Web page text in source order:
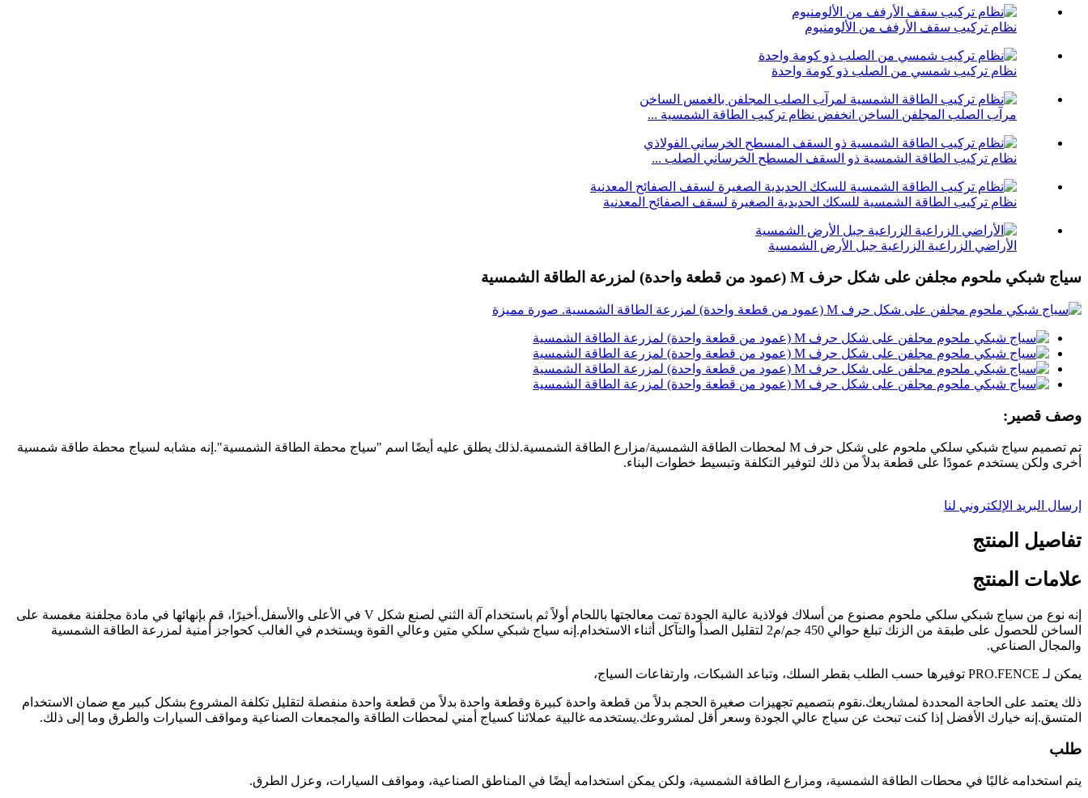
نظام تركيب سقف الأرفف من الألومنيوم
نظام تركيب شمسي من الصلب ذو كومة واحدة
مرآب الصلب المجلفن الساخن انخفض نظام تركيب الطاقة الشمسية ...
نظام تركيب الطاقة الشمسية ذو السقف المسطح الخرساني الصلب ...
نظام تركيب الطاقة الشمسية للسكك الحديدية الصغيرة لسقف الصفائح المعدنية
الأراضي الزراعية الزراعية جبل الأرض الشمسية
سياج شبكي ملحوم مجلفن على شكل حرف M (عمود من قطعة واحدة) لمزرعة الطاقة الشمسية
وصف قصير:
تم تصميم سياج شبكي سلكي ملحوم على شكل حرف M لمحطات الطاقة الشمسية/مزارع الطاقة الشمسية.لذلك يطلق عليه أيضًا اسم "سياج محطة الطاقة الشمسية".إنه مشابه لسياج محطة طاقة شمسية
أخرى ولكن يستخدم عمودًا على قطعة بدلاً من ذلك لتوفير التكلفة وتبسيط خطوات البناء.
إرسال البريد الإلكتروني لنا
تفاصيل المنتج
علامات المنتج
إنه نوع من سياج شبكي سلكي ملحوم مصنوع من أسلاك فولاذية عالية الجودة تمت معالجتها باللحام أولاً ثم باستخدام آلة الثني لصنع شكل V في الأعلى والأسفل.أخيرًا، قم بإنهائها في مادة مجلفنة مغمسة على
الساخن للحصول على طبقة من الزنك تبلغ حوالي 450 جم/م2 لتقليل الصدأ والتآكل أثناء الاستخدام.إنه سياج شبكي سلكي متين وعالي القوة ويستخدم في الغالب كحواجز أمنية لمزرعة الطاقة الشمسية
والمجال الصناعي.
يمكن لـ PRO.FENCE توفيرها حسب الطلب بقطر السلك، وتباعد الشبكات، وارتفاعات السياج،
ذلك يعتمد على الحاجة المحددة لمشاريعك.نقوم بتصميم تجهيزات صغيرة الحجم بدلاً من قطعة واحدة كبيرة وقطعة واحدة بدلاً من قطعة واحدة منفصلة لتقليل تكلفة المشروع بشكل كبير مع ضمان الاستخدام
المتسق.إنه خيارك الأفضل إذا كنت تبحث عن سياج عالي الجودة وسعر أقل لمشروعك.يستخدمه غالبية عملائنا كسياج أمني لمحطات الطاقة والمجمعات الصناعية ومواقف السيارات والطرق وما إلى ذلك.
طلب
يتم استخدامه غالبًا في محطات الطاقة الشمسية، ومزارع الطاقة الشمسية، ولكن يمكن استخدامه أيضًا في المناطق الصناعية، ومواقف السيارات، وعزل الطرق.